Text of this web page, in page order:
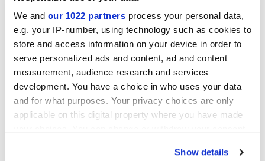
We and our 1022 partners process your personal data,
e.g. your IP-number, using technology such as cookies to
store and access information on your device in order to
serve personalized ads and content, ad and content
measurement, audience research and services
development. You have a choice in who uses your data
and for what purposes. Your privacy choices are only
applicable on this digital property where you have made
Show details
Otras decoraciones
MIRABILIA CLOROFILLA MIRABILIA CORAL JUNGLE